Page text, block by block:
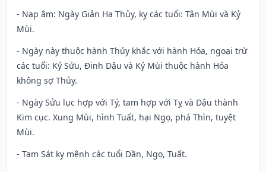
- Nạp âm: Ngày Giản Hạ Thủy, kỵ các tuổi: Tân Mùi và Kỷ
Mùi.
- Ngày này thuộc hành Thủy khắc với hành Hỏa, ngoại trừ
các tuổi: Kỷ Sửu, Đinh Dậu và Kỷ Mùi thuộc hành Hỏa
không sợ Thủy.
- Ngày Sửu lục hợp với Tý, tam hợp với Tỵ và Dậu thành
Kim cục. Xung Mùi, hình Tuất, hại Ngọ, phá Thìn, tuyệt
Mùi.
- Tam Sát kỵ mệnh các tuổi Dần, Ngọ, Tuất.